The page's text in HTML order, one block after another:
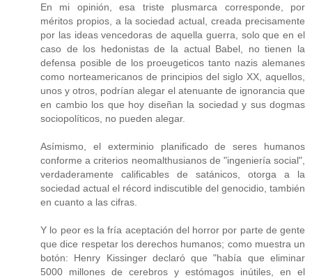
En mi opinión, esa triste plusmarca corresponde, por
méritos propios, a la sociedad actual, creada precisamente
por las ideas vencedoras de aquella guerra, solo que en el
caso de los hedonistas de la actual Babel, no tienen la
defensa posible de los proeugeticos tanto nazis alemanes
como norteamericanos de principios del siglo XX, aquellos,
unos y otros, podrían alegar el atenuante de ignorancia que
en cambio los que hoy diseñan la sociedad y sus dogmas
sociopolíticos, no pueden alegar.
Asímismo, el exterminio planificado de seres humanos
conforme a criterios neomalthusianos de "ingeniería social",
verdaderamente calificables de satánicos, otorga a la
sociedad actual el récord indiscutible del genocidio, también
en cuanto a las cifras.
Y lo peor es la fría aceptación del horror por parte de gente
que dice respetar los derechos humanos; como muestra un
botón: Henry Kissinger declaró que "había que eliminar
5000 millones de cerebros y estómagos inútiles, en el